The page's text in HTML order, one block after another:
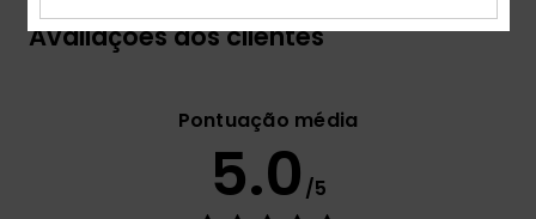
Avaliações dos clientes
Pontuação média
5.0 /5